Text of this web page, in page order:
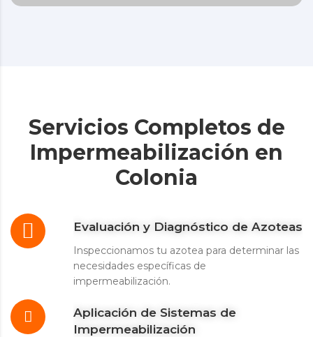
Servicios Completos de
Impermeabilización en
Colonia
Evaluación y Diagnóstico de Azoteas
Inspeccionamos tu azotea para determinar las
necesidades específicas de
impermeabilización.
Aplicación de Sistemas de
Impermeabilización